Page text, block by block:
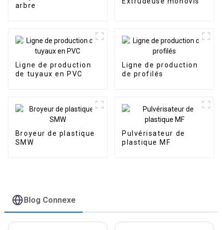
arbre
Ligne de production
de tuyaux en PVC
Ligne de production
de profilés
Broyeur de plastique
SMW
Pulvérisateur de
plastique MF
Blog Connexe